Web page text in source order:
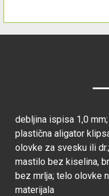
debljina ispisa 1,0
plastična aligator
olovke za svesku ili
mastilo bez kiselina,
bez mrlja; telo olovke
materijala